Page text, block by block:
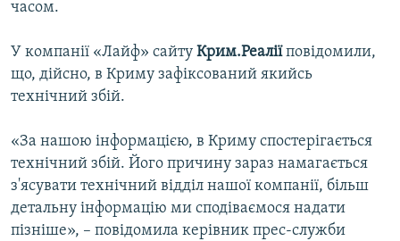
часом.
У компанії «Лайф» сайту Крим.Реаліїповідомили,
що, дійсно, в Криму зафіксований якийсь
технічний збій.
«За нашою інформацією, в Криму спостерігається
технічний збій. Його причину зараз намагається
з'ясувати технічний відділ нашої компанії, більш
детальну інформацію ми сподіваємося надати
пізніше», – повідомила керівник прес-служби